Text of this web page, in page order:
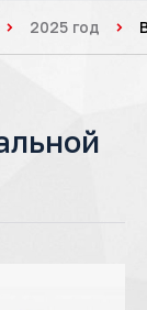
2025 год